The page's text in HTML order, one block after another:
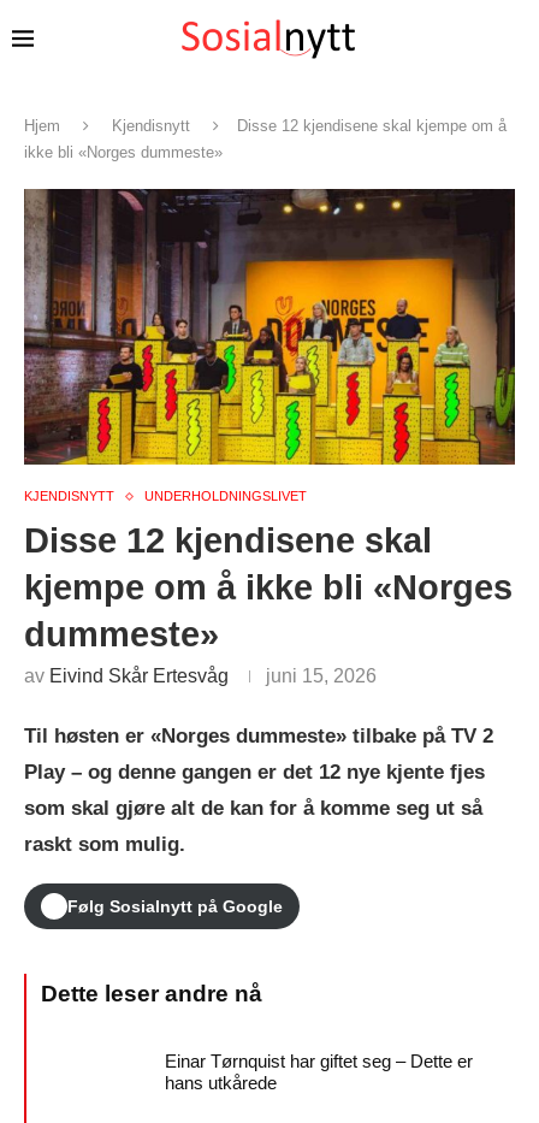
Hjem Kjendisnytt
Disse 12 kjendisene skal kjempe om å
ikke bli «Norges dummeste»
KJENDISNYTT UNDERHOLDNINGSLIVET
Disse 12 kjendisene skal
kjempe om å ikke bli «Norges
dummeste»
av Eivind Skår Ertesvåg juni 15, 2026
Til høsten er «Norges dummeste» tilbake på TV 2
Play – og denne gangen er det 12 nye kjente fjes
som skal gjøre alt de kan for å komme seg ut så
raskt som mulig.
Følg Sosialnytt på Google
Einar Tørnquist har giftet seg – Dette er
hans utkårede